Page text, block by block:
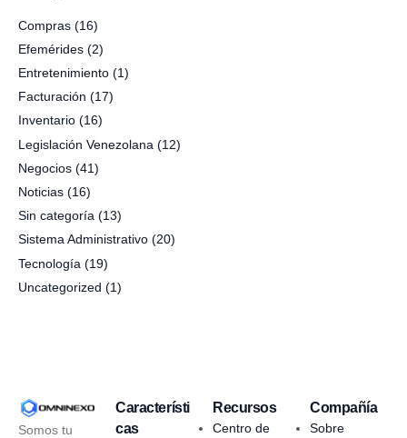
Compras (16)
Efemérides (2)
Entretenimiento (1)
Facturación (17)
Inventario (16)
Legislación Venezolana (12)
Negocios (41)
Noticias (16)
Sin categoría (13)
Sistema Administrativo (20)
Tecnología (19)
Uncategorized (1)
Somos tu
Característi
cas
Recursos
Centro de
Compañía
Sobre